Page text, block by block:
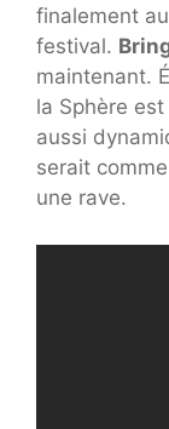
finalement
festival.
maintenant.
la Sphère
aussi
serait
une rave.